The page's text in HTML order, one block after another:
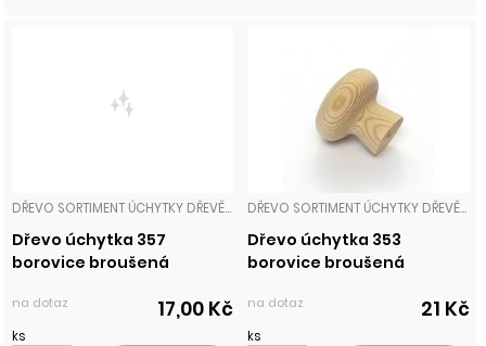
DŘEVO SORTIMENT ÚCHYTKY DŘEVĚNÉ
Dřevo úchytka 357
borovice broušená
na dotaz 17,00 Kč
ks
DŘEVO SORTIMENT ÚCHYTKY DŘEVĚNÉ
Dřevo úchytka 353
borovice broušená
na dotaz 21 Kč
ks